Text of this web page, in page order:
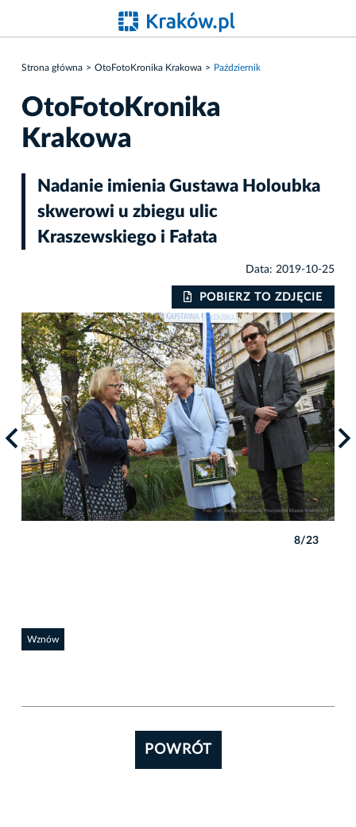
Strona główna OtoFotoKronika Krakowa Październik
OtoFotoKronika
Krakowa
Nadanie imienia Gustawa Holoubka
skwerowi u zbiegu ulic
Kraszewskiego i Fałata
Data: 2019-10-25
POBIERZ TO ZDJĘCIE
8/23
Wznów
POWRÓT